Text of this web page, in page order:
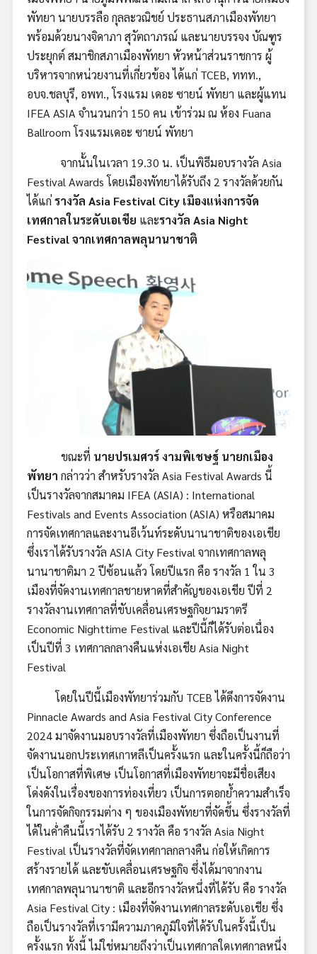
พัทยา นายบรรลือ กุลละวณิชย์ ประธานสภาเมืองพัทยา
พร้อมด้วยนางจิดาภา สุวัตถาภรณ์ และนายบรรจง บัณฑูร
ประยุกต์ สมาชิกสภาเมืองพัทยา หัวหน้าส่วนราชการ ผู้
บริหารจากหน่วยงานที่เกี่ยวข้อง ได้แก่ TCEB, ททท.,
อบจ.ชลบุรี, อพท., โรงแรม เดอะ ซายน์ พัทยา และผู้แทน
IFEA ASIA จำนวนกว่า 150 คน เข้าร่วม ณ ห้อง Fuana
Ballroom โรงแรมเดอะ ซายน์ พัทยา
จากนั้นในเวลา 19.30 น. เป็นพิธีมอบรางวัล Asia
Festival Awards โดยเมืองพัทยาได้รับถึง 2 รางวัลด้วยกัน
ได้แก่รางวัล Asia Festival City เมืองแห่งการจัด
เทศกาลในระดับเอเชีย และรางวัล Asia Night
Festival จากเทศกาลพลุนานาชาติ
ขณะที่ นายปรเมศวร์ งามพิเชษฐ์ นายกเมือง
พัทยา กล่าวว่า สำหรับรางวัล Asia Festival Awards นี้
เป็นรางวัลจากสมาคม IFEA (ASIA) : International
Festivals and Events Association (ASIA) หรือสมาคม
การจัดเทศกาลและงานอีเว้นท์ระดับนานาชาติของเอเชีย
ซึ่งเราได้รับรางวัล ASIA City Festival จากเทศกาลพลุ
นานาชาติมา 2 ปีซ้อนแล้ว โดยปีแรก คือ รางวัล 1 ใน 3
เมืองที่จัดงานเทศกาลชายหาดที่สำคัญของเอเชีย ปีที่ 2
รางวัลงานเทศกาลที่ขับเคลื่อนเศรษฐกิจยามราตรี
Economic Nighttime Festival และปีนี้ก็ได้รับต่อเนื่อง
เป็นปีที่ 3 เทศกาลกลางคืนแห่งเอเชีย Asia Night
Festival
โดยในปีนี้เมืองพัทยาร่วมกับ TCEB ได้ดึงการจัดงาน
Pinnacle Awards and Asia Festival City Conference
2024 มาจัดงานมอบรางวัลที่เมืองพัทยา ซึ่งถือเป็นงานที่
จัดงานนอกประเทศเกาหลีเป็นครั้งแรก และในครั้งนี้ก็ถือว่า
เป็นโอกาสที่พิเศษ เป็นโอกาสที่เมืองพัทยาจะมีชื่อเสียง
โด่งดังในเรื่องของการท่องเที่ยว เป็นการตอกย้ำความสำเร็จ
ในการจัดกิจกรรมต่าง ๆ ของเมืองพัทยาที่จัดขึ้น ซึ่งรางวัลที่
ได้ในค่ำคืนนี้เราได้รับ 2 รางวัล คือ รางวัล Asia Night
Festival เป็นรางวัลที่จัดเทศกาลกลางคืน ก่อให้เกิดการ
สร้างรายได้ และขับเคลื่อนเศรษฐกิจ ซึ่งได้มาจากงาน
เทศกาลพลุนานาชาติ และอีกรางวัลหนึ่งที่ได้รับ คือ รางวัล
Asia Festival City : เมืองที่จัดงานเทศกาลระดับเอเชีย ซึ่ง
ถือเป็นรางวัลที่เรามีความภาคภูมิใจที่ได้รับในครั้งนี้เป็น
ครั้งแรก ทั้งนี้ ไม่ใช่หมายถึงว่าเป็นเทศกาลใดเทศกาลหนึ่ง